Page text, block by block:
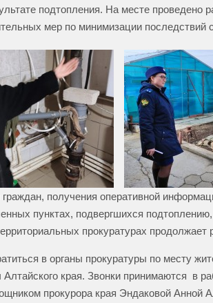
подтопления. На месте проведено
мер по минимизации последствий
получения оперативной
пунктах, подвергшихся
прокуратурах продолжает
в органы прокуратуры по месту
Алтайского края. Звонки принимаются в
прокурора края Эндаковой Анной